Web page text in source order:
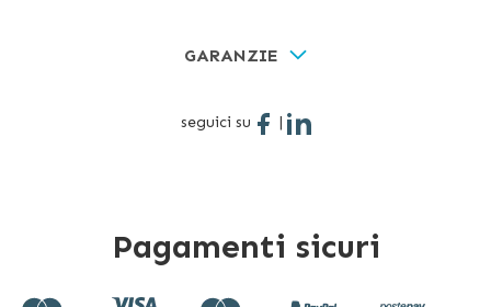
GARANZIE
seguici su |
Pagamenti sicuri